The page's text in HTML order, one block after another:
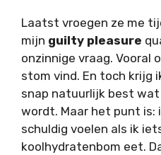
Laatst vroegen ze me
mijn guilty pleasure
onzinnige vraag. Vooral
stom vind. En toch krijg
snap natuurlijk best wat
wordt. Maar het punt is:
schuldig voelen als ik
koolhydratenbom eet.